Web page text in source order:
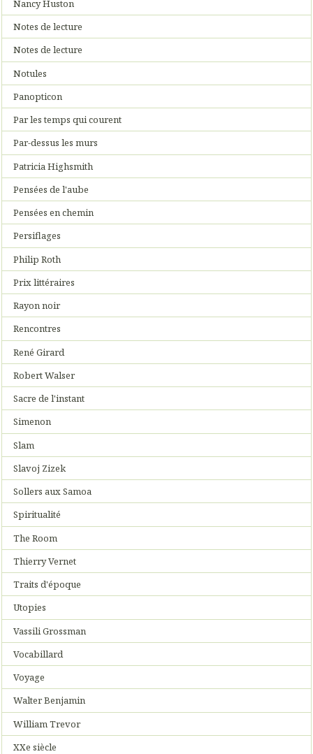
Nancy Huston
Notes de lecture
Notes de lecture
Notules
Panopticon
Par les temps qui courent
Par-dessus les murs
Patricia Highsmith
Pensées de l'aube
Pensées en chemin
Persiflages
Philip Roth
Prix littéraires
Rayon noir
Rencontres
René Girard
Robert Walser
Sacre de l'instant
Simenon
Slam
Slavoj Zizek
Sollers aux Samoa
Spiritualité
The Room
Thierry Vernet
Traits d'époque
Utopies
Vassili Grossman
Vocabillard
Voyage
Walter Benjamin
William Trevor
XXe siècle